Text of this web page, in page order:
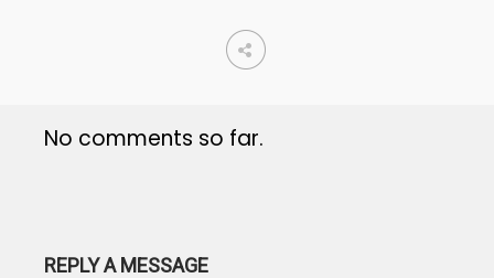
No comments so far.
REPLY A MESSAGE